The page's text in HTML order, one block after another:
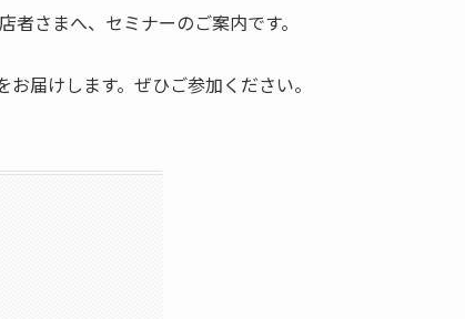
さまへ、セミナーのご案内です。
届けします。ぜひご参加ください。